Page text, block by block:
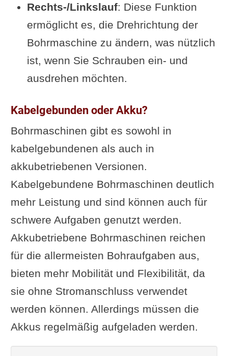
Rechts-/Linkslauf: Diese Funktion
ermöglicht es, die Drehrichtung der
Bohrmaschine zu ändern, was nützlich
ist, wenn Sie Schrauben ein- und
ausdrehen möchten.
Kabelgebunden oder Akku?
Bohrmaschinen gibt es sowohl in
kabelgebundenen als auch in
akkubetriebenen Versionen.
Kabelgebundene Bohrmaschinen deutlich
mehr Leistung und sind können auch für
schwere Aufgaben genutzt werden.
Akkubetriebene Bohrmaschinen reichen
für die allermeisten Bohraufgaben aus,
bieten mehr Mobilität und Flexibilität, da
sie ohne Stromanschluss verwendet
werden können. Allerdings müssen die
Akkus regelmäßig aufgeladen werden.